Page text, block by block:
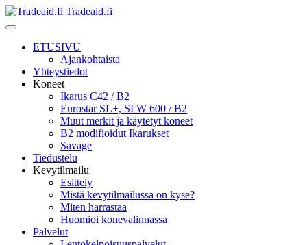
Tradeaid.fi
ETUSIVU
Ajankohtaista
Yhteystiedot
Koneet
Ikarus C42 / B2
Eurostar SL+, SLW 600 / B2
Muut merkit ja käytetyt koneet
B2 modifioidut Ikarukset
Savage
Tiedustelu
Kevytilmailu
Esittely
Mistä kevytilmailussa on kyse?
Miten harrastaa
Huomioi konevalinnassa
Palvelut